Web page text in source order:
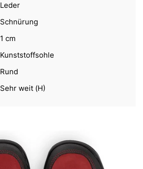
Leder
Schnürung
1 cm
Kunststoffsohle
Rund
Sehr weit (H)